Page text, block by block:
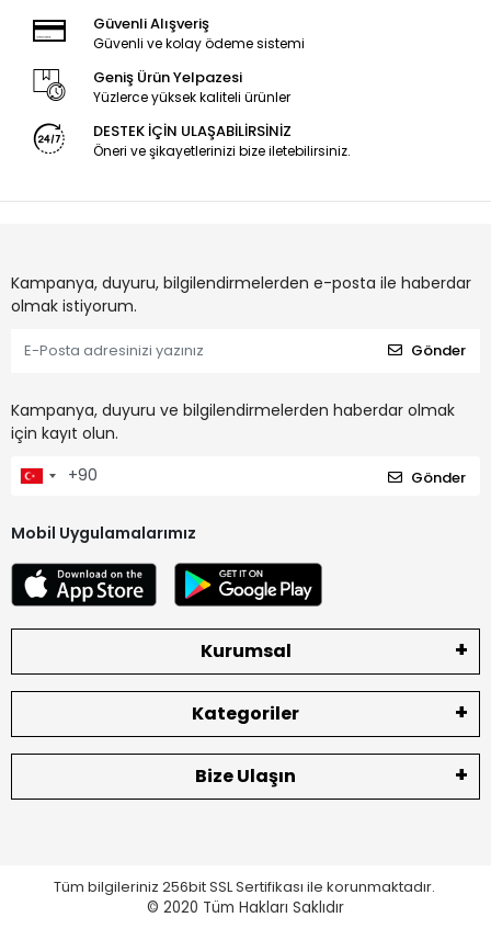
Güvenli Alışveriş
Güvenli ve kolay ödeme sistemi
Geniş Ürün Yelpazesi
Yüzlerce yüksek kaliteli ürünler
DESTEK İÇİN ULAŞABİLİRSİNİZ
Öneri ve şikayetlerinizi bize iletebilirsiniz.
Kampanya, duyuru, bilgilendirmelerden e-posta ile haberdar
olmak istiyorum.
Gönder
Kampanya, duyuru ve bilgilendirmelerden haberdar olmak
için kayıt olun.
Gönder
Mobil Uygulamalarımız
Kurumsal
Kategoriler
Bize Ulaşın
Tüm bilgileriniz 256bit SSL Sertifikası ile korunmaktadır.
© 2020 Tüm Hakları Saklıdır